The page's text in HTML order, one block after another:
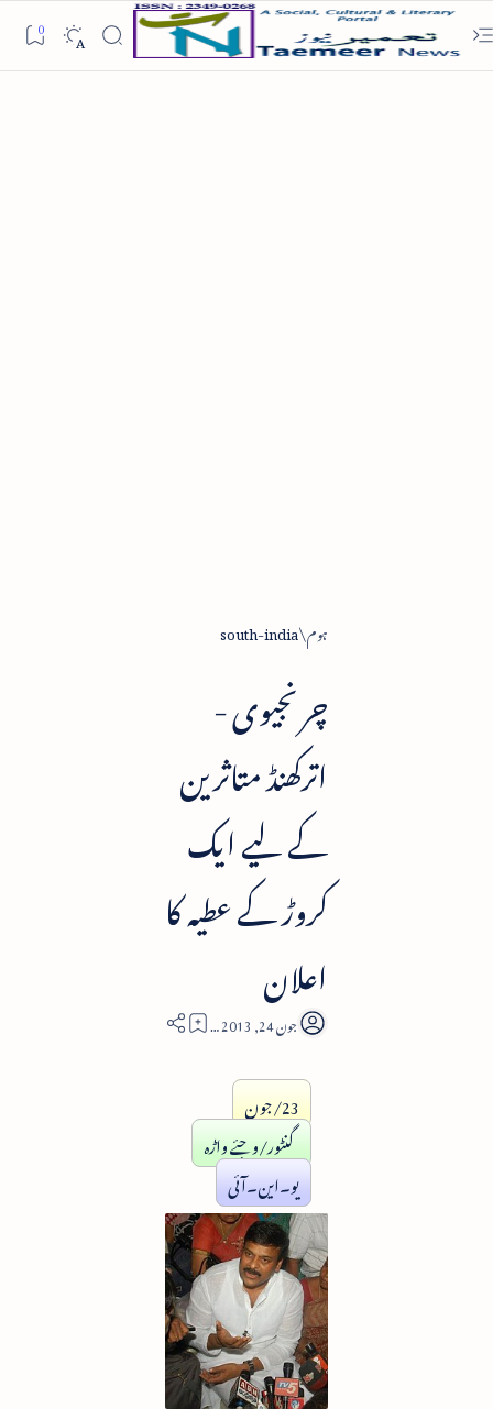
ہوم south-india
چرنجیوی -
اترکھنڈ متاثرین
کے لیے ایک
کروڑ کے عطیہ کا
اعلان
2
23/جون
گنٹور/وجئے واڑہ
یو۔این۔آئی